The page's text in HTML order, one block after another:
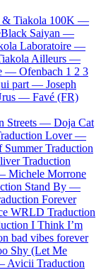
& Tiakola 100K —
Saiyan —
Laboratoire —
Ailleurs —
— Ofenbach 1 2 3
part — Joseph
— Favé (FR)
Streets — Doja Cat
Lover —
Summer Traduction
Traduction
Michele Morrone
Stand By —
Forever
WRLD Traduction
I Think I’m
bad vibes forever
Shy (Let Me
Avicii Traduction